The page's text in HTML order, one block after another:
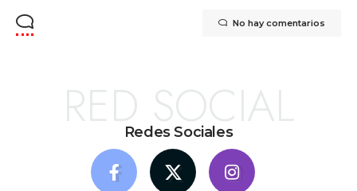
No hay comentarios
Redes Sociales
RED SOCIAL